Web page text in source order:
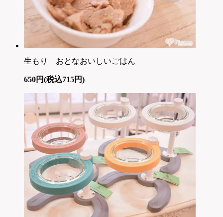
生もり おとなおいしいごはん
650円(税込715円)